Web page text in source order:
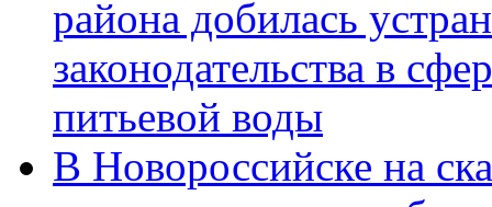
района добилась
законодательства в
питьевой воды
В Новороссийске на